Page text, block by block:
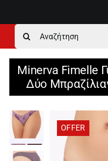
Αρχική
Ανδρικά
Γυναικεία
Αγόρι
Κορίτσι
Αναζήτηση
για:
Minerva Fimelle
Δύο
OFFER